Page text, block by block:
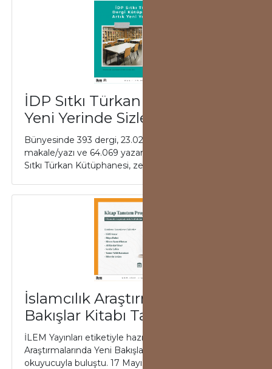
İDP Sıtkı Türkan Kütüphanesi
Yeni Yerinde Sizleri Bekliyor!
Bünyesinde 393 dergi, 23.020 sayı, 794.402
makale/yazı ve 64.069 yazarın eseri bulunan İDP
Sıtkı Türkan Kütüphanesi, zengin içeriği ile şimd...
İslamcılık Araştırmalarında Yeni
Bakışlar Kitabı Tartışıldı
İLEM Yayınları etiketiyle hazırlanan "İslamcılık
Araştırmalarında Yeni Bakışlar" kitabının yazarları
okuyucuyla buluştu. 17 Mayıs Salı günü ...